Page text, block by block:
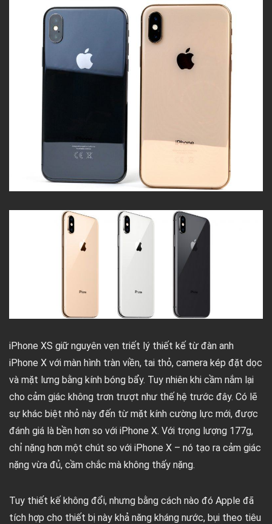
iPhone XS giữ nguyên vẹn triết lý thiết kế từ đàn anh
iPhone X với màn hình tràn viền, tai thỏ, camera kép đặt dọc
và mặt lưng bằng kính bóng bẩy. Tuy nhiên khi cầm nắm lại
cho cảm giác không trơn trượt như thế hệ trước đây. Có lẽ
sự khác biệt nhỏ này đến từ mặt kính cường lực mới, được
đánh giá là bền hơn so với iPhone X. Với trọng lượng 177g,
chỉ nặng hơn một chút so với iPhone X – nó tạo ra cảm giác
nặng vừa đủ, cầm chắc mà không thấy nặng.
Tuy thiết kế không đổi, nhưng bằng cách nào đó Apple đã
tích hợp cho thiết bị này khả năng kháng nước, bụi theo tiêu